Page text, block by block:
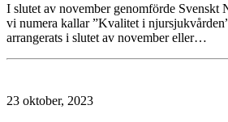
I slutet av november genomförde Svenskt
vi numera kallar ”Kvalitet i
arrangerats i slutet av november eller…
23 oktober, 2023